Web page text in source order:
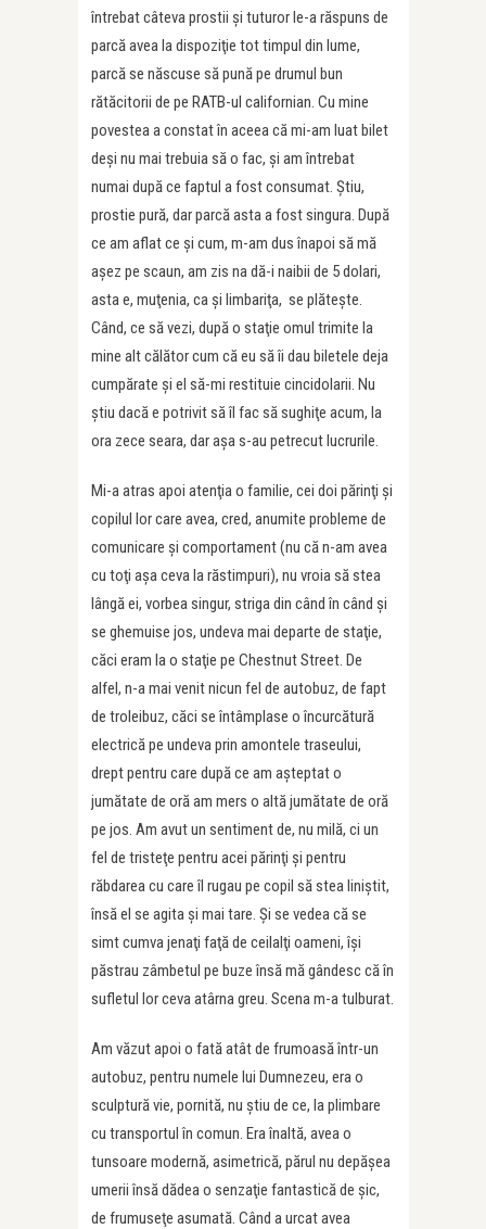
întrebat câteva prostii şi tuturor le-a răspuns de
parcă avea la dispoziţie tot timpul din lume,
parcă se născuse să pună pe drumul bun
rătăcitorii de pe RATB-ul californian. Cu mine
povestea a constat în aceea că mi-am luat bilet
deşi nu mai trebuia să o fac, şi am întrebat
numai după ce faptul a fost consumat. Ştiu,
prostie pură, dar parcă asta a fost singura. După
ce am aflat ce şi cum, m-am dus înapoi să mă
aşez pe scaun, am zis na dă-i naibii de 5 dolari,
asta e, muţenia, ca şi limbariţa, se plăteşte.
Când, ce să vezi, după o staţie omul trimite la
mine alt călător cum că eu să îi dau biletele deja
cumpărate şi el să-mi restituie cincidolarii. Nu
ştiu dacă e potrivit să îl fac să sughiţe acum, la
ora zece seara, dar aşa s-au petrecut lucrurile.
Mi-a atras apoi atenţia o familie, cei doi părinţi şi
copilul lor care avea, cred, anumite probleme de
comunicare şi comportament (nu că n-am avea
cu toţi aşa ceva la răstimpuri), nu vroia să stea
lângă ei, vorbea singur, striga din când în când şi
se ghemuise jos, undeva mai departe de staţie,
căci eram la o staţie pe Chestnut Street. De
alfel, n-a mai venit nicun fel de autobuz, de fapt
de troleibuz, căci se întâmplase o încurcătură
electrică pe undeva prin amontele traseului,
drept pentru care după ce am aşteptat o
jumătate de oră am mers o altă jumătate de oră
pe jos. Am avut un sentiment de, nu milă, ci un
fel de tristeţe pentru acei părinţi şi pentru
răbdarea cu care îl rugau pe copil să stea liniştit,
însă el se agita şi mai tare. Şi se vedea că se
simt cumva jenaţi faţă de ceilalţi oameni, îşi
păstrau zâmbetul pe buze însă mă gândesc că în
sufletul lor ceva atârna greu. Scena m-a tulburat.
Am văzut apoi o fată atât de frumoasă într-un
autobuz, pentru numele lui Dumnezeu, era o
sculptură vie, pornită, nu ştiu de ce, la plimbare
cu transportul în comun. Era înaltă, avea o
tunsoare modernă, asimetrică, părul nu depăşea
umerii însă dădea o senzaţie fantastică de şic,
de frumuseţe asumată. Când a urcat avea